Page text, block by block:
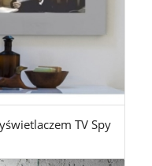
TV Spy